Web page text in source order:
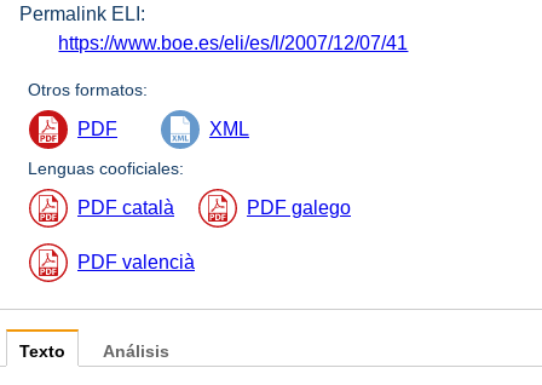
Permalink ELI:
https://www.boe.es/eli/es/l/2007/12/07/41
Otros formatos:
PDF XML
Lenguas cooficiales:
PDF català PDF galego
PDF valencià
Texto Análisis